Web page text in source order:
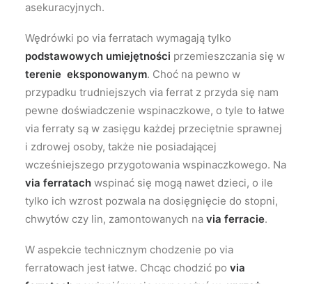
asekuracyjnych.
Wędrówki po via ferratach wymagają tylko
podstawowych umiejętności przemieszczania się w
terenie eksponowanym. Choć na pewno w
przypadku trudniejszych via ferrat z przyda się nam
pewne doświadczenie wspinaczkowe, o tyle to łatwe
via ferraty są w zasięgu każdej przeciętnie sprawnej
i zdrowej osoby, także nie posiadającej
wcześniejszego przygotowania wspinaczkowego. Na
via ferratach wspinać się mogą nawet dzieci, o ile
tylko ich wzrost pozwala na dosięgnięcie do stopni,
chwytów czy lin, zamontowanych na via ferracie.
W aspekcie technicznym chodzenie po via
ferratowach jest łatwe. Chcąc chodzić po via